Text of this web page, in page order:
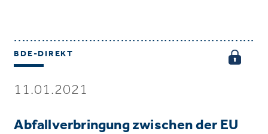
BDE-DIREKT
11.01.2021
Abfallverbringung zwischen der EU